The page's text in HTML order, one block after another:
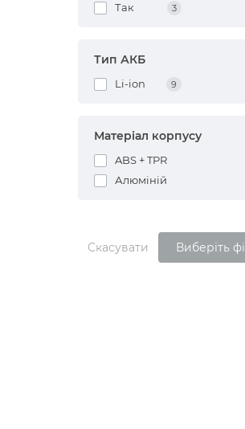
Так 3
Тип АКБ
Li-ion 9
Матеріал корпусу
ABS + TPR
Алюміній
Скасувати Виберіть